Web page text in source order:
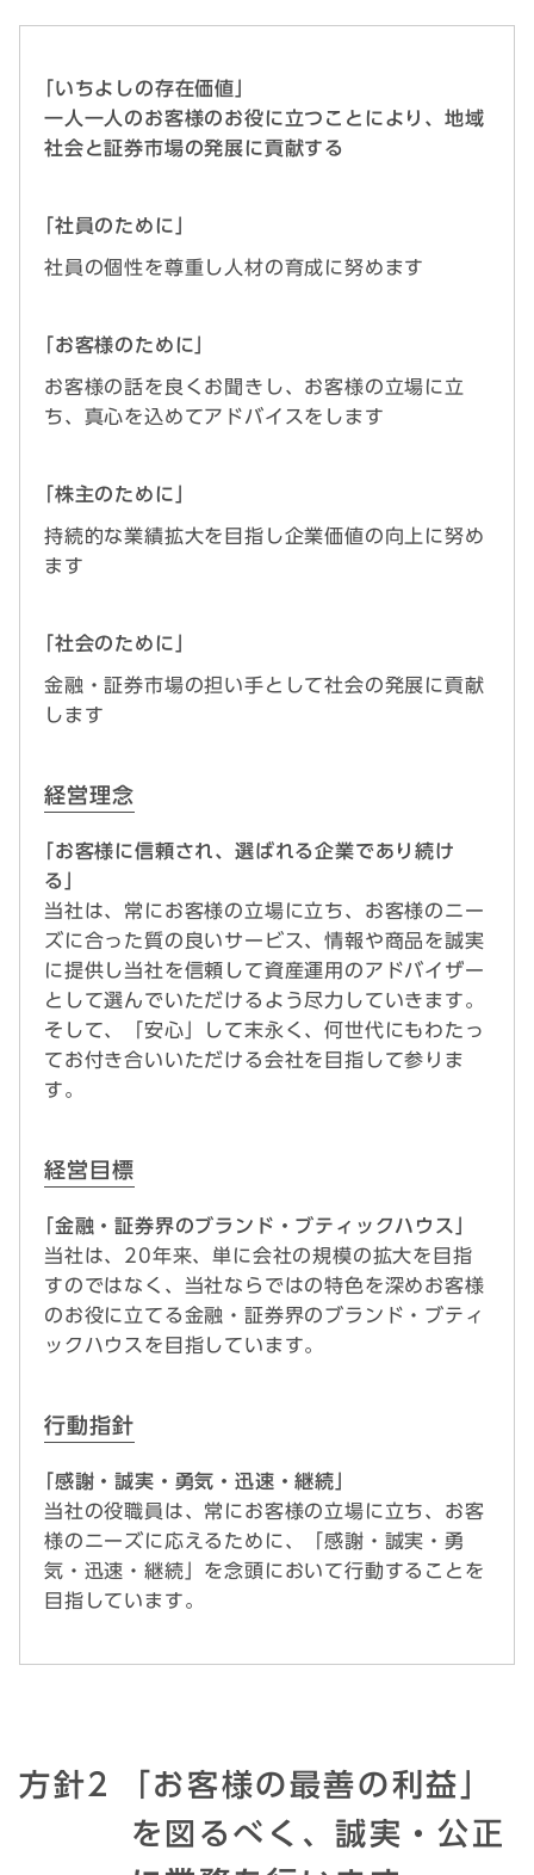
｢いちよしの存在価値」
一人一人のお客様のお役に立つことにより、地域
社会と証券市場の発展に貢献する
｢社員のために」
社員の個性を尊重し人材の育成に努めます
｢お客様のために」
お客様の話を良くお聞きし、お客様の立場に立
ち、真心を込めてアドバイスをします
｢株主のために」
持続的な業績拡大を目指し企業価値の向上に努め
ます
｢社会のために」
金融・証券市場の担い手として社会の発展に貢献
します
経営理念
｢お客様に信頼され、選ばれる企業であり続け
る」
当社は、常にお客様の立場に立ち、お客様のニー
ズに合った質の良いサービス、情報や商品を誠実
に提供し当社を信頼して資産運用のアドバイザー
として選んでいただけるよう尽力していきます。
そして、「安心」して末永く、何世代にもわたっ
てお付き合いいただける会社を目指して参りま
す。
経営目標
｢金融・証券界のブランド・ブティックハウス」
当社は、20年来、単に会社の規模の拡大を目指
すのではなく、当社ならではの特色を深めお客様
のお役に立てる金融・証券界のブランド・ブティ
ックハウスを目指しています。
行動指針
｢感謝・誠実・勇気・迅速・継続」
当社の役職員は、常にお客様の立場に立ち、お客
様のニーズに応えるために、「感謝・誠実・勇
気・迅速・継続」を念頭において行動することを
目指しています。
方針2
｢お客様の最善の利益」
を図るべく、誠実・公正